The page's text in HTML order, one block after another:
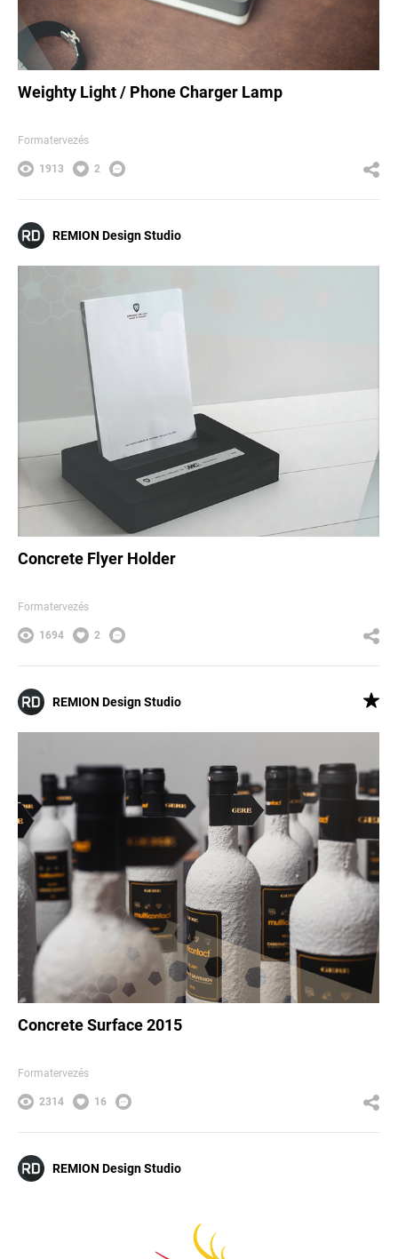
Weighty Light / Phone Charger Lamp
Formatervezés
1913 2
REMION Design Studio
Concrete Flyer Holder
Formatervezés
1694 2
REMION Design Studio
Concrete Surface 2015
Formatervezés
2314 16
REMION Design Studio